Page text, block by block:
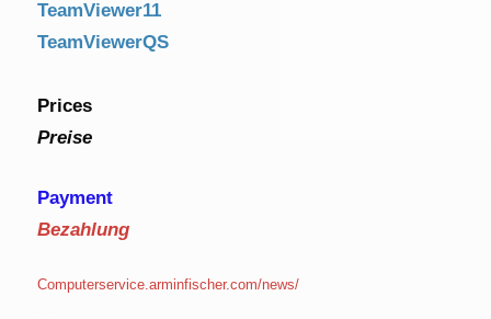
TeamViewer11
TeamViewerQS
Prices
Preise
Payment
Bezahlung
Computerservice.arminfischer.com/news/